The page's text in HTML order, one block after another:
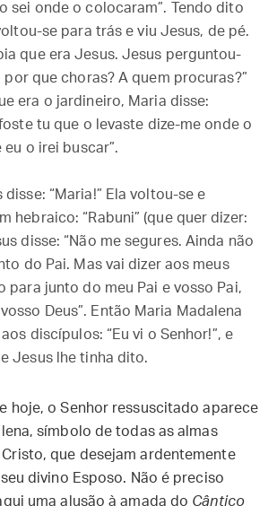
sei onde o colocaram”. Tendo dito
se para trás e viu Jesus, de pé.
que era Jesus. Jesus perguntou-
por que choras? A quem procuras?”
era o jardineiro, Maria disse:
foste tu que o levaste dize-me onde o
o irei buscar”.
disse: “Maria!” Ela voltou-se e
hebraico: “Rabuni” (que quer dizer:
disse: “Não me segures. Ainda não
do Pai. Mas vai dizer aos meus
para junto do meu Pai e vosso Pai,
Deus”. Então Maria Madalena
discípulos: “Eu vi o Senhor!”, e
Jesus lhe tinha dito.
hoje, o Senhor ressuscitado aparece
símbolo de todas as almas
que desejam ardentemente
divino Esposo. Não é preciso
uma alusão à amada do Cântico